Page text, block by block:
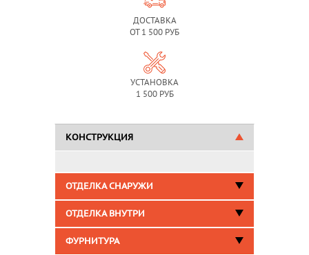
ДОСТАВКА
ОТ 1 500 РУБ
УСТАНОВКА
1 500 РУБ
КОНСТРУКЦИЯ
ОТДЕЛКА СНАРУЖИ
ОТДЕЛКА ВНУТРИ
ФУРНИТУРА